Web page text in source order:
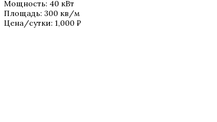
Мощность: 40 кВт
Площадь: 300 кв/м
Цена/сутки: 1,000 ₽